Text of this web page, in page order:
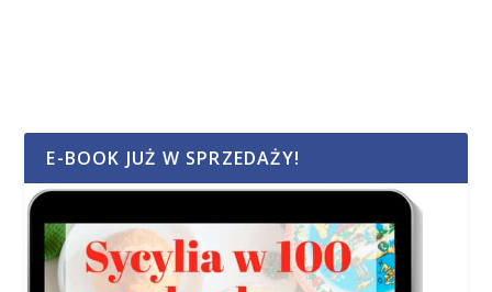
E-BOOK JUŻ W SPRZEDAŻY!